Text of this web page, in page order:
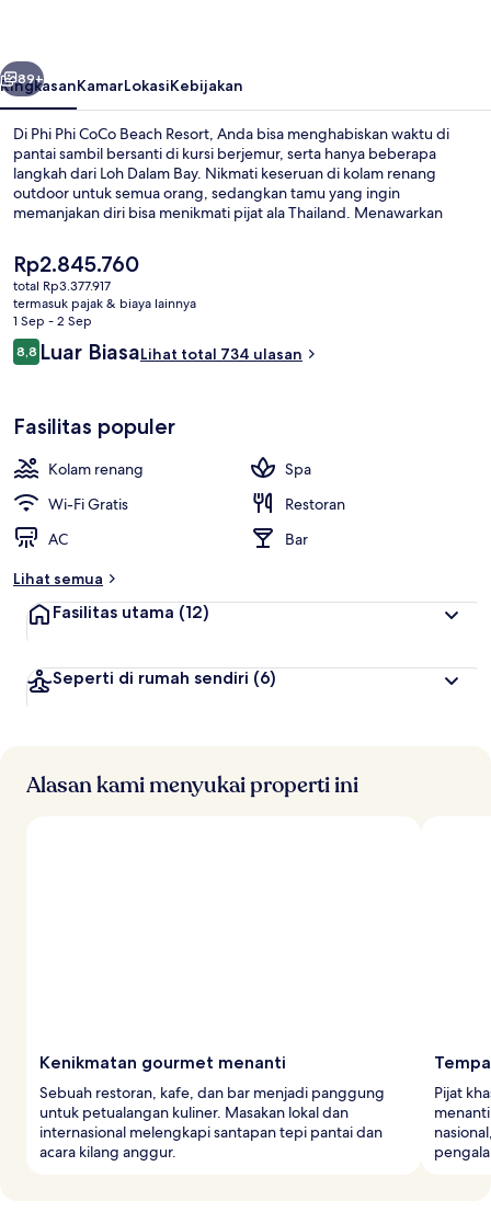
Berikutnya
89+
RingkasanKamarLokasiKebijakan
Di Phi Phi CoCo Beach Resort, Anda bisa menghabiskan waktu di
pantai sambil bersanti di kursi berjemur, serta hanya beberapa
langkah dari Loh Dalam Bay. Nikmati keseruan di kolam renang
outdoor untuk semua orang, sedangkan tamu yang ingin
memanjakan diri bisa menikmati pijat ala Thailand. Menawarkan
internasional serta buka untuk sarapan, makan siang, dan makan
malam. Keunggulan lainnya meliputi bar tepi kolam renang, toko
roti/camilan, dan teras. Kolam renang dan staf mendapatkan nilai
yang bagus dari para traveler.
Harga
saat
ini
Rp2.845.760
Rp2.845.760
total Rp3.377.917
termasuk pajak & biaya lainnya
1 Sep - 2 Sep
Ulasan
8,88,8 dari 10
Luar BiasaLihat total 734 ulasan
Fasilitas populer
Kolam renang
Spa
Wi-Fi Gratis
Restoran
AC
Bar
Lihat semua
Fasilitas utama (12)
Seperti di rumah sendiri (6)
Alasan kami menyukai properti ini
Kenikmatan gourmet menanti
Sebuah restoran, kafe, dan bar menjadi panggung
untuk petualangan kuliner. Masakan lokal dan
internasional melengkapi santapan tepi pantai dan
acara kilang anggur.
Pijat